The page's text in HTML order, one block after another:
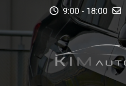
9:00 - 18:00